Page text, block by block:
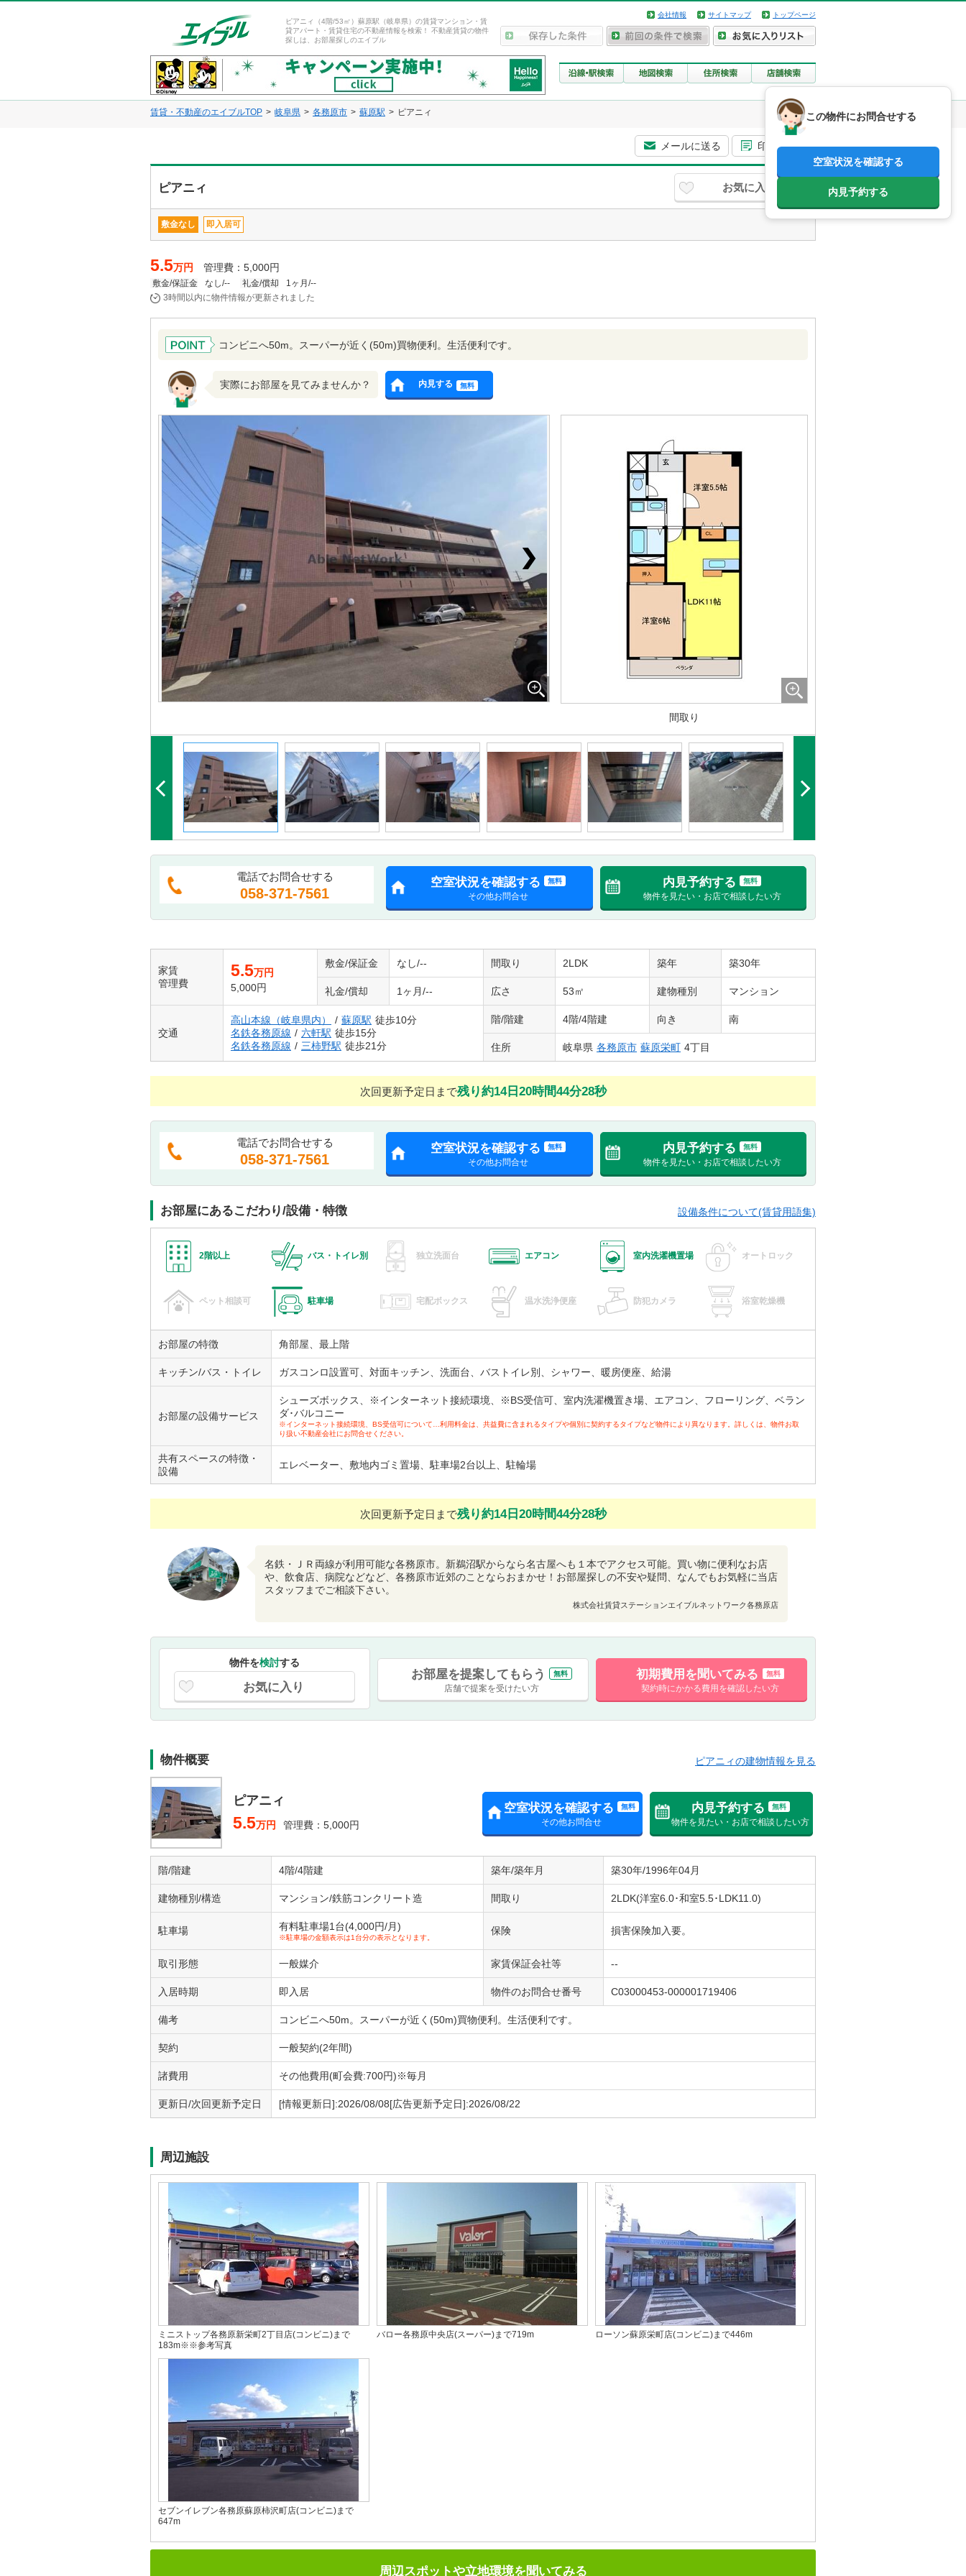
ピアニィ（4階/53㎡）蘇原駅（岐阜県）の賃貸マンション・賃
貸アパート・賃貸住宅の不動産情報を検索！ 不動産賃貸の物件
探しは、お部屋探しのエイブル
会社情報 サイトマップ トップページ
賃貸・不動産のエイブルTOP 岐阜県 各務原市 蘇原駅 ピアニィ
メールに送る 印刷用画面
ピアニィ お気に入り
敷金なし 即入居可
5.5万円 管理費：5,000円
敷金/保証金 なし/-- 礼金/償却
1ヶ月/--
3時間以内に物件情報が更新されました
コンビニへ50m。スーパーが近く(50m)買物便利。生活便利です。
実際にお部屋を見てみませんか？ 内見する 無料
間取り
電話でお問合せする
058-371-7561
空室状況を確認する 無料
その他お問合せ
内見予約する 無料
物件を見たい・お店で相談したい方
家賃
管理費
5.5万円
5,000円
敷金/保証金 なし/-- 間取り 2LDK 築年 築30年
礼金/償却 1ヶ月/-- 広さ 53㎡ 建物種別 マンション
交通
高山本線（岐阜県内） / 蘇原駅 徒歩10分
名鉄各務原線 / 六軒駅 徒歩15分
名鉄各務原線 / 三柿野駅 徒歩21分
階/階建 4階/4階建 向き 南
住所 岐阜県 各務原市 蘇原栄町 4丁目
次回更新予定日まで残り約14日20時間44分27秒
電話でお問合せする
058-371-7561
空室状況を確認する 無料
その他お問合せ
内見予約する 無料
物件を見たい・お店で相談したい方
お部屋にあるこだわり/設備・特徴 設備条件について(賃貸用語集)
2階以上 バス・トイレ別 独立洗面台 エアコン 室内洗濯機置場 オートロック
ペット相談可 駐車場 宅配ボックス 温水洗浄便座 防犯カメラ 浴室乾燥機
お部屋の特徴 角部屋、最上階
キッチン/バス・トイレ ガスコンロ設置可、対面キッチン、洗面台、バストイレ別、シャワー、暖房便座、給湯
お部屋の設備サービス
シューズボックス、※インターネット接続環境、※BS受信可、室内洗濯機置き場、エアコン、フローリング、ベラン
ダ･バルコニー
※インターネット接続環境、BS受信可について…利用料金は、共益費に含まれるタイプや個別に契約するタイプなど物件により異なります。詳しくは、物件お取
り扱い不動産会社にお問合せください。
共有スペースの特徴・
設備
エレベーター、敷地内ゴミ置場、駐車場2台以上、駐輪場
次回更新予定日まで残り約14日20時間44分27秒
名鉄・ＪＲ両線が利用可能な各務原市。新鵜沼駅からなら名古屋へも１本でアクセス可能。買い物に便利なお店
や、飲食店、病院などなど、各務原市近郊のことならおまかせ！お部屋探しの不安や疑問、なんでもお気軽に当店
スタッフまでご相談下さい。
株式会社賃貸ステーションエイブルネットワーク各務原店
物件を検討する
お気に入り
お部屋を提案してもらう 無料
店舗で提案を受けたい方
初期費用を聞いてみる 無料
契約時にかかる費用を確認したい方
物件概要
ピアニィ
5.5万円 管理費：5,000円
空室状況を確認する 無料
その他お問合せ
内見予約する 無料
物件を見たい・お店で相談したい方
ピアニィの建物情報を見る
階/階建 4階/4階建 築年/築年月 築30年/1996年04月
建物種別/構造 マンション/鉄筋コンクリート造 間取り 2LDK(洋室6.0･和室5.5･LDK11.0)
駐車場 有料駐車場1台(4,000円/月)
※駐車場の金額表示は1台分の表示となります。
保険 損害保険加入要。
取引形態 一般媒介 家賃保証会社等 --
入居時期 即入居 物件のお問合せ番号 C03000453-000001719406
備考 コンビニへ50m。スーパーが近く(50m)買物便利。生活便利です。
契約 一般契約(2年間)
諸費用 その他費用(町会費:700円)※毎月
更新日/次回更新予定日 [情報更新日]:2026/08/08[広告更新予定日]:2026/08/22
周辺施設
ミニストップ各務原新栄町2丁目店(コンビニ)まで
183m※※参考写真
バロー各務原中央店(スーパー)まで719m ローソン蘇原栄町店(コンビニ)まで446m
セブンイレブン各務原蘇原柿沢町店(コンビニ)まで
647m
周辺スポットや立地環境を聞いてみる
この物件にお問合せする
空室状況を確認する
内見予約する